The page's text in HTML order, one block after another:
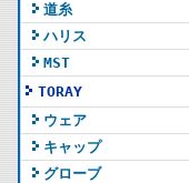
道糸
ハリス
MST
TORAY
ウェア
キャップ
グローブ